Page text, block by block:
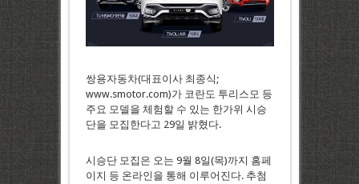
쌍용자동차(대표이사 최종식;
www.smotor.com)가 코란도 투리스모 등
주요 모델을 체험할 수 있는 한가위 시승
단을 모집한다고 29일 밝혔다.
시승단 모집은 오는 9월 8일(목)까지 홈페
이지 등 온라인을 통해 이루어진다. 추첨